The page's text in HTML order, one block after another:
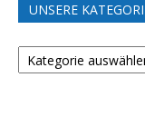
UNSERE
UNSERE
KATEGORIEN